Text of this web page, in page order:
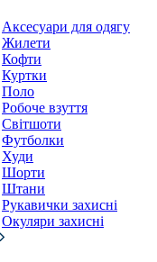
Аксесуари для одягу
Жилети
Кофти
Куртки
Поло
Робоче взуття
Світшоти
Футболки
Худи
Шорти
Штани
Рукавички захисні
Окуляри захисні